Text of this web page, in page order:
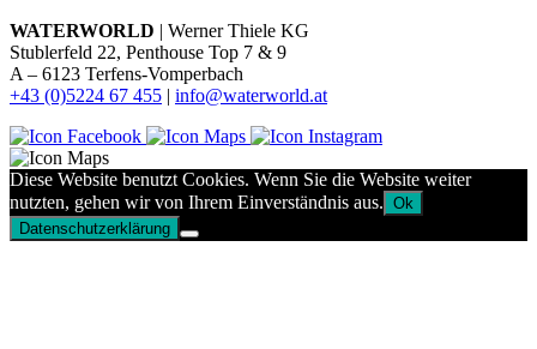
WATERWORLD | Werner Thiele KG
Stublerfeld 22, Penthouse Top 7 & 9
A – 6123 Terfens-Vomperbach
+43 (0)5224 67 455 | info@waterworld.at
Diese Website benutzt Cookies. Wenn Sie die Website weiter
nutzten, gehen wir von Ihrem Einverständnis aus. Ok
Datenschutzerklärung